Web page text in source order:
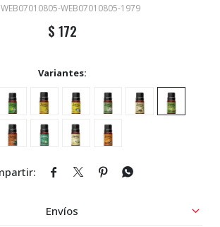
WEB07010805-WEB07010805-1979
$ 172
Variantes:
   
Envíos